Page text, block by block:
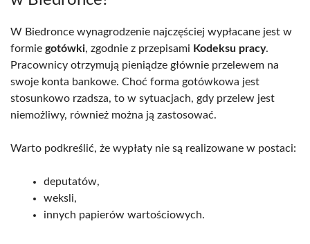
W Biedronce wynagrodzenie najczęściej wypłacane jest w
formie gotówki, zgodnie z przepisami Kodeksu pracy.
Pracownicy otrzymują pieniądze głównie przelewem na
swoje konta bankowe. Choć forma gotówkowa jest
stosunkowo rzadsza, to w sytuacjach, gdy przelew jest
niemożliwy, również można ją zastosować.
Warto podkreślić, że wypłaty nie są realizowane w postaci:
deputatów,
weksli,
innych papierów wartościowych.